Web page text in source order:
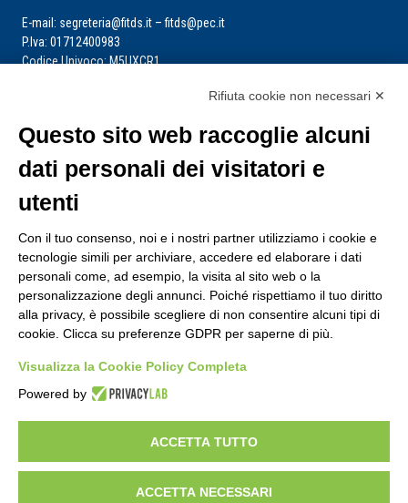
E-mail: segreteria@fitds.it – fitds@pec.it
P.Iva: 01712400983
Codice Univoco: M5UXCR1
La segreteria è aperta dal lunedì al venerdì dalle ore 9:00 alle ore 14:00
Italian Dynamic Shooting Federation
Rifiuta cookie non necessari ✕
Questo sito web raccoglie alcuni
dati personali dei visitatori e
utenti
Con il tuo consenso, noi e i nostri partner utilizziamo i cookie e
tecnologie simili per archiviare, accedere ed elaborare i dati
personali come, ad esempio, la visita al sito web o la
personalizzazione degli annunci. Poiché rispettiamo il tuo diritto
alla privacy, è possibile scegliere di non consentire alcuni tipi di
cookie. Clicca su preferenze GDPR per saperne di più.
Visualizza la Cookie Policy Completa
Powered by
ACCETTA TUTTO
ACCETTA NECESSARI